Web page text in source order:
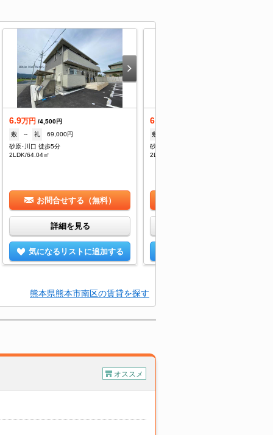
6.9万円 /4,500円
敷
-- 礼
69,000円
砂原･川口 徒歩5分
2LDK/64.04㎡
お問合せする（無料）
詳細を見る
気になるリストに追加する
6.9
敷
砂原･川口 徒歩5分
2LDK/64.04㎡
熊本県熊本市南区の賃貸を探す
オススメ